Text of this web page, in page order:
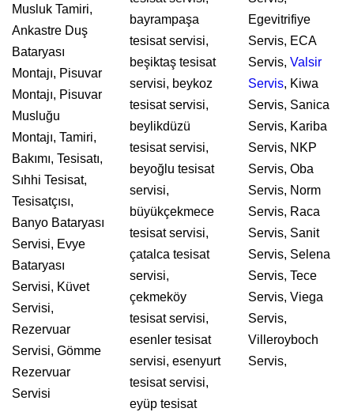
Musluk Tamiri,
Ankastre Duş
Bataryası
Montajı, Pisuvar
Montajı, Pisuvar
Musluğu
Montajı, Tamiri,
Bakımı, Tesisatı,
Sıhhi Tesisat,
Tesisatçısı,
Banyo Bataryası
Servisi, Evye
Bataryası
Servisi, Küvet
Servisi,
Rezervuar
Servisi, Gömme
Rezervuar
Servisi
bayrampaşa
tesisat servisi,
beşiktaş tesisat
servisi, beykoz
tesisat servisi,
beylikdüzü
tesisat servisi,
beyoğlu tesisat
servisi,
büyükçekmece
tesisat servisi,
çatalca tesisat
servisi,
çekmeköy
tesisat servisi,
esenler tesisat
servisi, esenyurt
tesisat servisi,
eyüp tesisat
Egevitrifiye
Servis, ECA
Servis, Valsir
Servis, Kiwa
Servis, Sanica
Servis, Kariba
Servis, NKP
Servis, Oba
Servis, Norm
Servis, Raca
Servis, Sanit
Servis, Selena
Servis, Tece
Servis, Viega
Servis,
Villeroyboch
Servis,